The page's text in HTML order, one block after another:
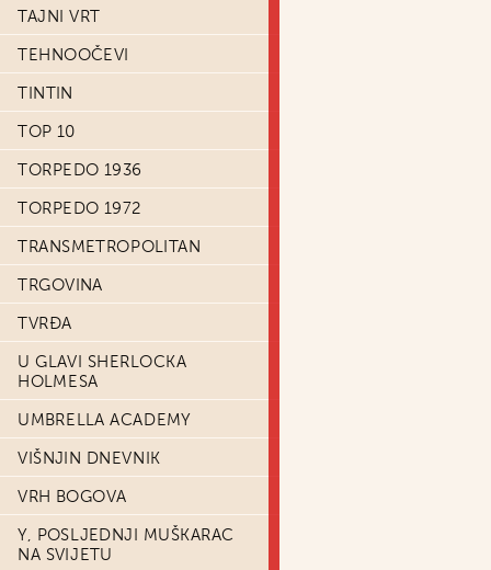
TAJNI VRT
TEHNOOČEVI
TINTIN
TOP 10
TORPEDO 1936
TORPEDO 1972
TRANSMETROPOLITAN
TRGOVINA
TVRĐA
U GLAVI SHERLOCKA
HOLMESA
UMBRELLA ACADEMY
VIŠNJIN DNEVNIK
VRH BOGOVA
Y, POSLJEDNJI MUŠKARAC
NA SVIJETU